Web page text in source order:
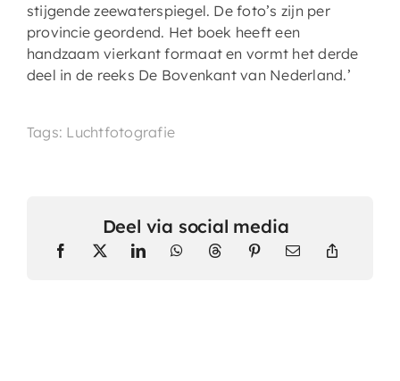
stijgende zeewaterspiegel. De foto’s zijn per
provincie geordend. Het boek heeft een
handzaam vierkant formaat en vormt het derde
deel in de reeks De Bovenkant van Nederland.’
Tags: Luchtfotografie
Deel via social media